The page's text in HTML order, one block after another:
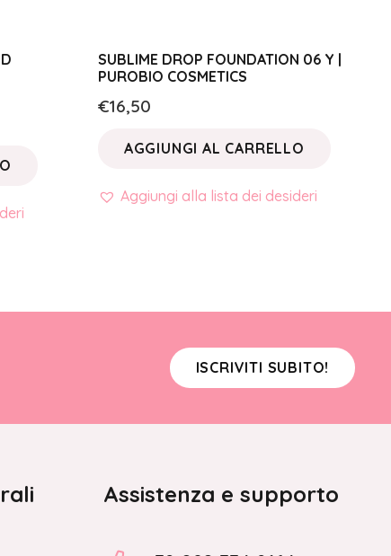
SUBLIME DROP FOUNDATION 06 Y |
PUROBIO COSMETICS
€16,50
AGGIUNGI AL CARRELLO
Aggiungi alla lista dei desideri
ISCRIVITI SUBITO!
Assistenza e supporto